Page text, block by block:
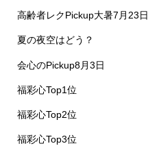
高齢者レクPickup大暑7月23日
夏の夜空はどう？
会心のPickup8月3日
福彩心Top1位
福彩心Top2位
福彩心Top3位